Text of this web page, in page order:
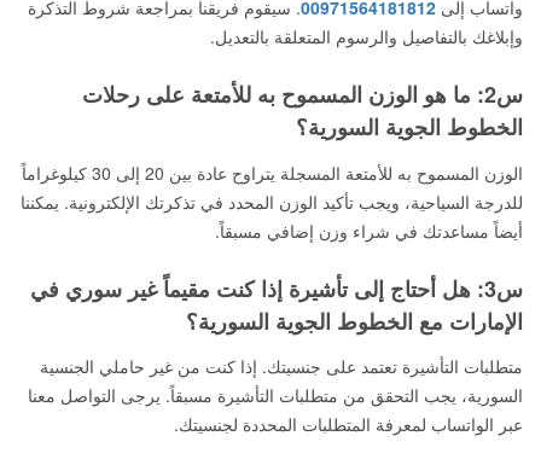
واتساب إلى 00971564181812. سيقوم فريقنا بمراجعة شروط التذكرة
وإبلاغك بالتفاصيل والرسوم المتعلقة بالتعديل.
س2: ما هو الوزن المسموح به للأمتعة على رحلات
الخطوط الجوية السورية؟
الوزن المسموح به للأمتعة المسجلة يتراوح عادة بين 20 إلى 30 كيلوغراماً
للدرجة السياحية، ويجب تأكيد الوزن المحدد في تذكرتك الإلكترونية. يمكننا
أيضاً مساعدتك في شراء وزن إضافي مسبقاً.
س3: هل أحتاج إلى تأشيرة إذا كنت مقيماً غير سوري في
الإمارات مع الخطوط الجوية السورية؟
متطلبات التأشيرة تعتمد على جنسيتك. إذا كنت من غير حاملي الجنسية
السورية، يجب التحقق من متطلبات التأشيرة مسبقاً. يرجى التواصل معنا
عبر الواتساب لمعرفة المتطلبات المحددة لجنسيتك.